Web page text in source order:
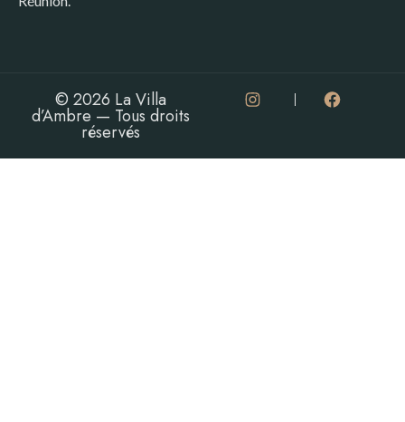
© 2026 La Villa
d’Ambre — Tous droits
réservés